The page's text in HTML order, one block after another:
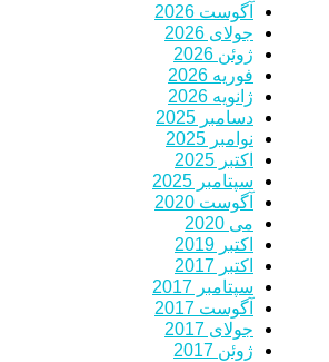
آگوست 2026
جولای 2026
ژوئن 2026
فوریه 2026
ژانویه 2026
دسامبر 2025
نوامبر 2025
اکتبر 2025
سپتامبر 2025
آگوست 2020
می 2020
اکتبر 2019
اکتبر 2017
سپتامبر 2017
آگوست 2017
جولای 2017
ژوئن 2017